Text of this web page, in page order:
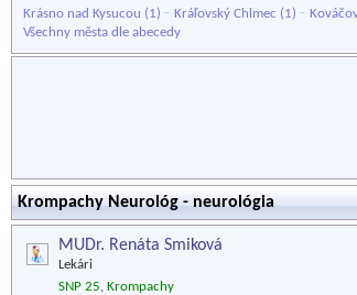
Krásno nad Kysucou (1) - Kráľovský Chlmec (1) -
Všechny města dle abecedy
Krompachy Neurológ - neurológia
MUDr. Renáta Smiková
Lekári
SNP 25, Krompachy